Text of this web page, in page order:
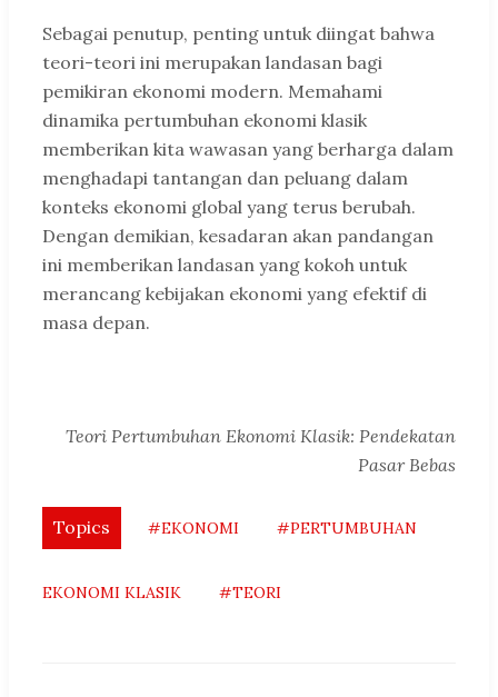
Sebagai penutup, penting untuk diingat bahwa
teori-teori ini merupakan landasan bagi
pemikiran ekonomi modern. Memahami
dinamika pertumbuhan ekonomi klasik
memberikan kita wawasan yang berharga dalam
menghadapi tantangan dan peluang dalam
konteks ekonomi global yang terus berubah.
Dengan demikian, kesadaran akan pandangan
ini memberikan landasan yang kokoh untuk
merancang kebijakan ekonomi yang efektif di
masa depan.
Teori Pertumbuhan Ekonomi Klasik: Pendekatan
Pasar Bebas
Topics #EKONOMI #PERTUMBUHAN
EKONOMI KLASIK #TEORI